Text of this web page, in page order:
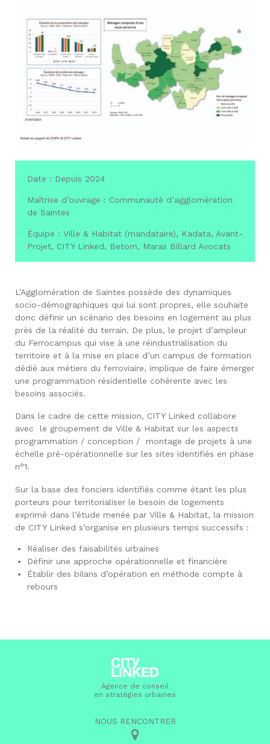
Date : Depuis 2024
Maîtrise d’ouvrage : Communauté d’agglomération
de Saintes
Équipe : Ville & Habitat (mandataire), Kadata, Avant-
Projet, CITY Linked, Betom, Maras Billard Avocats
L’Agglomération de Saintes possède des dynamiques
socio-démographiques qui lui sont propres, elle souhaite
donc définir un scénario des besoins en logement au plus
près de la réalité du terrain. De plus, le projet d’ampleur
du Ferrocampus qui vise à une réindustrialisation du
territoire et à la mise en place d’un campus de formation
dédié aux métiers du ferroviaire, implique de faire émerger
une programmation résidentielle cohérente avec les
besoins associés.
Dans le cadre de cette mission, CITY Linked collabore
avec le groupement de Ville & Habitat sur les aspects
programmation / conception / montage de projets à une
échelle pré-opérationnelle sur les sites identifiés en phase
n°1.
Sur la base des fonciers identifiés comme étant les plus
porteurs pour territorialiser le besoin de logements
exprimé dans l’étude menée par Ville & Habitat, la mission
de CITY Linked s’organise en plusieurs temps successifs :
Réaliser des faisabilités urbaines
Définir une approche opérationnelle et financière
Établir des bilans d’opération en méthode compte à
rebours
Agence de conseil
en stratégies urbaines
NOUS RENCONTRER